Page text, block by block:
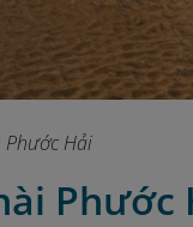
Hải
Phước